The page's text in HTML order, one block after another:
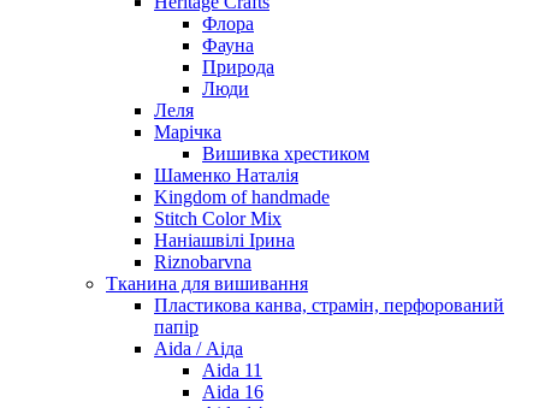
Флора
Фауна
Природа
Люди
Леля
Марічка
Вишивка хрестиком
Шаменко Наталія
Kingdom of handmade
Stitch Color Mix
Наніашвілі Ірина
Riznobarvna
Тканина для вишивання
Пластикова канва, страмін, перфорований
папір
Aida / Аіда
Aida 11
Aida 16